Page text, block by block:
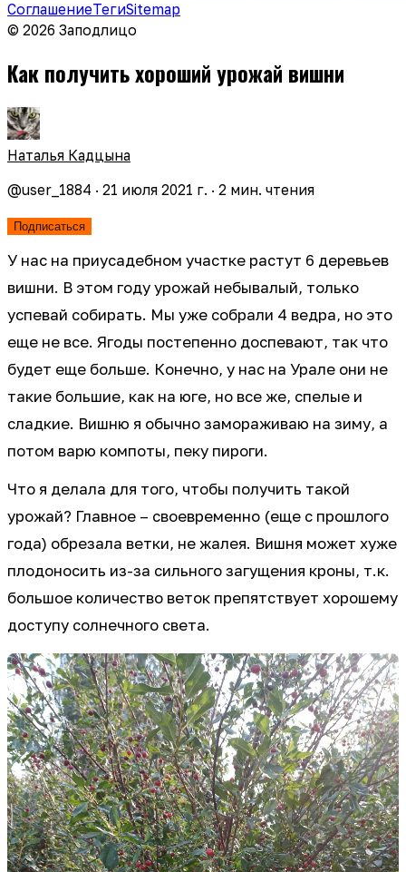
СоглашениеТегиSitemap
© 2026 Заподлицо
Как получить хороший урожай вишни
Наталья Кадцына
@user_1884 · 21 июля 2021 г. · 2 мин. чтения
Подписаться
У нас на приусадебном участке растут 6 деревьев
вишни. В этом году урожай небывалый, только
успевай собирать. Мы уже собрали 4 ведра, но это
еще не все. Ягоды постепенно доспевают, так что
будет еще больше. Конечно, у нас на Урале они не
такие большие, как на юге, но все же, спелые и
сладкие. Вишню я обычно замораживаю на зиму, а
потом варю компоты, пеку пироги.
Что я делала для того, чтобы получить такой
урожай? Главное – своевременно (еще с прошлого
года) обрезала ветки, не жалея. Вишня может хуже
плодоносить из-за сильного загущения кроны, т.к.
большое количество веток препятствует хорошему
доступу солнечного света.